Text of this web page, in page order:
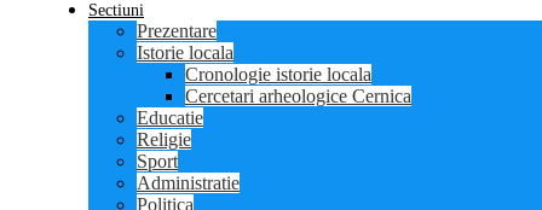
Sectiuni
Prezentare
Istorie locala
Cronologie istorie locala
Cercetari arheologice Cernica
Educatie
Religie
Sport
Administratie
Politica